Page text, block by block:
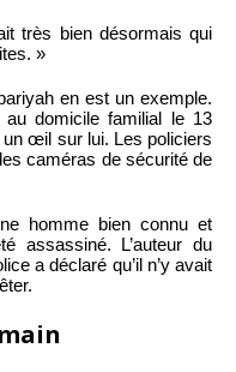
très bien désormais qui
»
en est un exemple.
au domicile familial le 13
un œil sur lui. Les policiers
caméras de sécurité de
homme bien connu et
assassiné. L’auteur du
a déclaré qu’il n’y avait